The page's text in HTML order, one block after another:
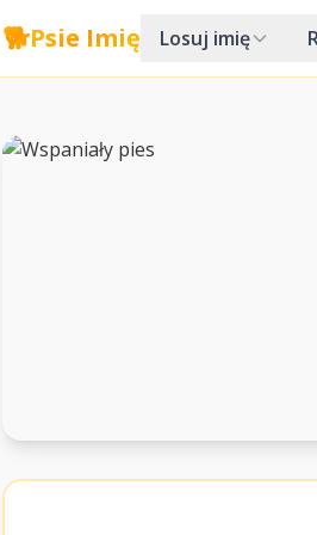
🐕Psie Imię Losuj imię